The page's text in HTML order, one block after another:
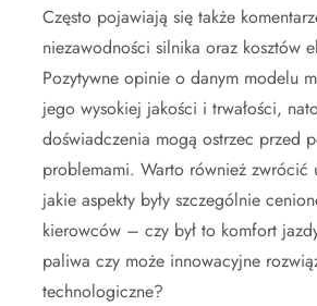
Często pojawiają się także
niezawodności silnika oraz kosztów
Pozytywne opinie o danym modelu
jego wysokiej jakości i trwałości,
doświadczenia mogą ostrzec przed
problemami. Warto również zwrócić
jakie aspekty były szczególnie
kierowców – czy był to komfort
paliwa czy może innowacyjne
technologiczne?